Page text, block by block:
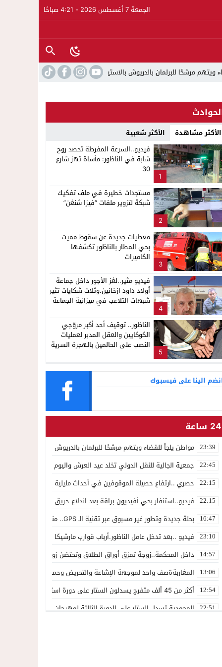
الجمعة 7 أغسطس 2026 - 4:21 صباحًا
بالدريوش بالاستيلاء على 22 مليون سنتيم 22:45
الأكثر مشاهدة الأكثر شعبية
1
فيديو..السرعة المفرطة تحصد روح
شابة في الناظور: مأساة تهز شارع
30
2
مستجدات خطيرة في ملف تفكيك
شبكة لتزوير ملفات “فيزا شنغن”
3
معطيات جديدة عن سقوط مميت
بحي المطار بالناظور تكشفها
الكاميرات
4
فيديو مثير..لغز الأجور داخل جماعة
أولاد داود ازخانين.وثلاث شكايات تثير
شبهات التلاعب في ميزانية الجماعة
5
الناظور.. توقيف أحد أكبر مروّجي
الكوكايين والعقل المدبر لعمليات
النصب على الحالمين بالهجرة السرية
الينا على فيسبوك
24 ساعة
23:39 مواطن يلجأ للقضاء ويتهم مرشحًا للبرلمان بالدريوش بالاستيلاء على 22 مليون سنتيم
22:45 جمعية الجالية للنقل الدولي تخلد عيد العرش واليوم الوطني للمهاجر
22:15 حصري ..ارتفاع حصيلة الموقوفين في أحداث مليلية إلى 82 شخصًا وتحقيقات تقود إلى متابعات جنائية ثقيلة
22:15 فيديو..استنفار بحي أفيديون براقة بعد اندلاع حريق داخل ضيعة فلاحية
16:47 بحلة جديدة وتطور غير مسبوق عبر تقنية الـ GPS.. منصة “مرحباناظور” تعزز مكانتها كوجهة أولى لسكان إقليمي الناظور والدريوش
23:10 فيديو ..بعد تدخل عامل الناظور.أرباب قوارب مارشيكا يعلقون احتجاجهم
14:57 داخل المحكمة..زوجة تمزق أوراق الطلاق وتحتضن زوجها في لحظة
13:06 المغاربةةصف واحد لموجهة الإشاعة والتحريض وحملات التضليل
12:54 أكثر من 45 ألف متفرج يسدلون الستار على دورة استثنائية للمهرجان المتوسطي بالناظور
22:51 المحمدية تسدل الستار على الدورة الثالثة لمهرجان العيطة المرساوية